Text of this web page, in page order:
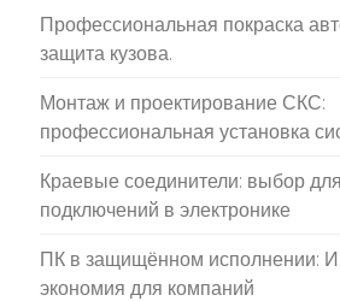
Профессиональная покраска
защита кузова.
Монтаж и проектирование СКС:
профессиональная установка
Краевые соединители: выбор
подключений в электронике
ПК в защищённом исполнении:
экономия для компаний